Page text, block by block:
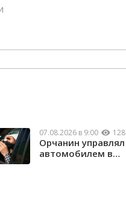
07.08.2026 в 9:00 128
Орчанин управлял
автомобилем в